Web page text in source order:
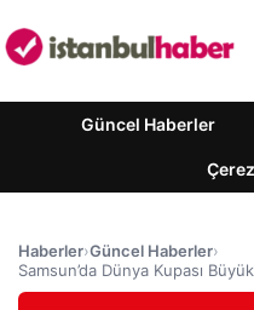
Güncel Haberler
Haberler›Güncel Haberler›
Samsun’da Dünya Kupası